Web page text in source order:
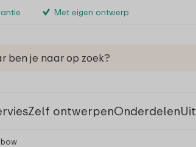
Met eigen ontwerp
Zelf ontwerpenOnderdelen